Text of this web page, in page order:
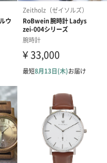
ージカ
）ピ
【誕生日】
Birthday ホワ
刷なし）（
す。